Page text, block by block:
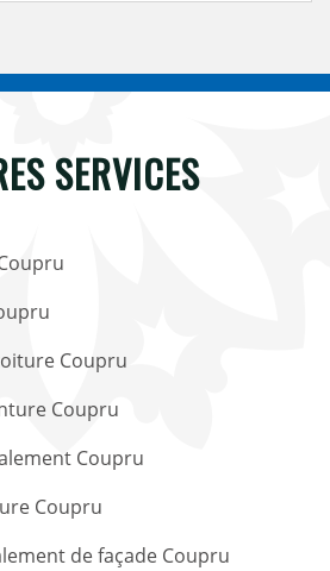
SERVICES
Coupru
Coupru
Coupru
Coupru
de façade Coupru